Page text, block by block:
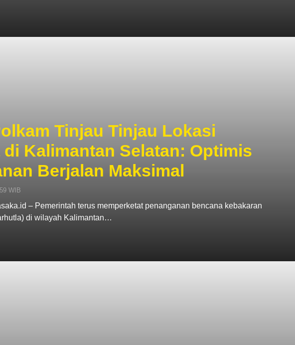
Tinjau Tinjau Lokasi
Kalimantan Selatan: Optimis
Berjalan Maksimal
WIB
– Pemerintah terus memperketat penanganan bencana kebakaran
di wilayah Kalimantan…